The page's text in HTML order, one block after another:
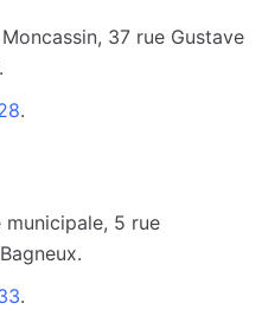
37 rue Gustave
.
5 rue
.